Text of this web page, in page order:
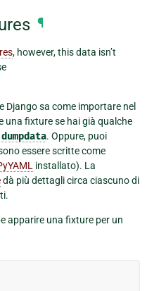
¶
, however, this data isn’t
Django sa come importare nel
una fixture se hai già qualche
dumpdata. Oppure, puoi
essere scritte come
installato). La
dà più dettagli circa ciascuno di
apparire una fixture per un